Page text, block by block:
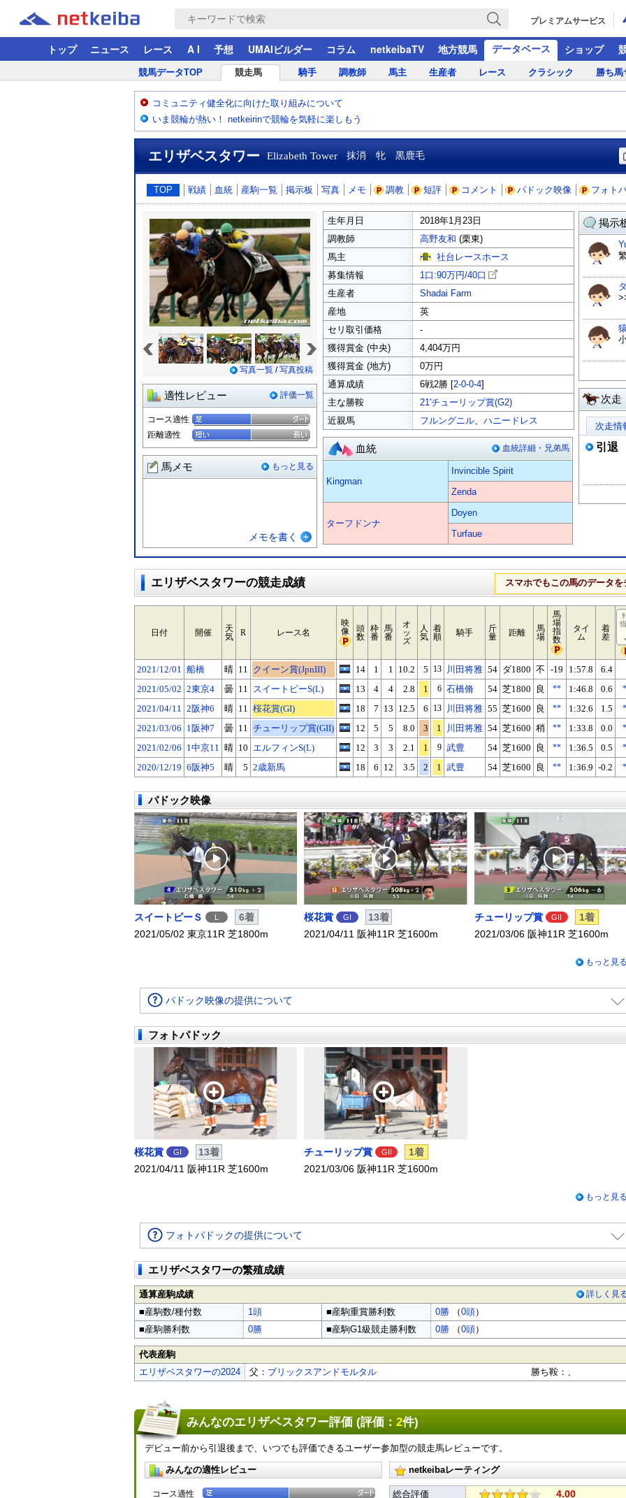
プレミアムサービス
トップ ニュース レース A I 予想 UMAIビルダー コラム netkeibaTV 地方競馬 データベース ショップ
競馬データTOP 競走馬 騎手 調教師 馬主 生産者 レース クラシック 勝ち馬
コミュニティ健全化に向けた取り組みについて
いま競輪が熱い！ netkeirinで競輪を気軽に楽しもう
エリザベスタワー Elizabeth Tower 抹消 牝 黒鹿毛
TOP 戦績 血統 産駒一覧 掲示板 写真 メモ 調教 短評 コメント パドック映像 フォト
写真一覧 /写真投稿
適性レビュー 評価一覧
コース適性
距離適性
馬メモ もっと見る
メモを書く
生年月日
2018年1月23日
調教師
高野友和 (栗東)
馬主
社台レースホース
募集情報
1口:90万円/40口
生産者
Shadai Farm
産地
英
セリ取引価格
-
獲得賞金 (中央)
4,404万円
獲得賞金 (地方)
0万円
通算成績
6戦2勝 [2-0-0-4]
主な勝鞍
21'チューリップ賞(G2)
近親馬
フルングニル、 ハニードレス
血統 血統詳細・兄弟馬
Kingman
Invincible Spirit
Zenda
ターフドンナ
Doyen
Turfaue
掲示
次走
次走情
引退
エリザベスタワーの競走成績 スマホでもこの馬のデータを
日付 開催
天
気
R レース名
映
像
頭
数
枠
番
馬
番
オ
ッ
ズ
人
気
着
順
騎手
斤
量
距離
馬
場
馬
場
指
数
タイ
ム
着
差
2021/12/01 船橋 晴 11 クイーン賞(JpnIII) 14 1 1 10.2 5 13 川田将雅 54 ダ1800 不 -19 1:57.8
6.4
2021/05/02 2東京4 曇 11 スイートピーS(L) 13 4 4 2.8 1 6 石橋脩 54 芝1800 良 ** 1:46.8 0.6
2021/04/11 2阪神6 晴 11 桜花賞(GI) 18 7 13 12.5 6 13 川田将雅 55 芝1600 良 ** 1:32.6 1.5
2021/03/06 1阪神7 曇 11 チューリップ賞(GII) 12 5 5 8.0 3 1 川田将雅 54 芝1600 稍 ** 1:33.8 0.0
2021/02/06 1中京11 晴 10 エルフィンS(L) 12 3 3 2.1 1 9 武豊 54 芝1600 良 ** 1:36.5 0.5
2020/12/19 6阪神5 晴 5 2歳新馬 18 6 12 3.5 2 1 武豊 54 芝1600 良 ** 1:36.9 -0.2
パドック映像
スイートピーＳ
6着
2021/05/02 東京11R 芝1800m
桜花賞 GI
13着
2021/04/11 阪神11R 芝1600m
チューリップ賞 GII
1着
2021/03/06 阪神11R 芝1600m
もっと見
パドック映像の提供について
フォトパドック
桜花賞 GI
13着
2021/04/11 阪神11R 芝1600m
チューリップ賞 GII
1着
2021/03/06 阪神11R 芝1600m
もっと見
フォトパドックの提供について
エリザベスタワーの繁殖成績
通算産駒成績 詳しく見
■産駒数/種付数 1頭 ■産駒重賞勝利数 0勝 （0頭）
■産駒勝利数
0勝 ■産駒G1級競走勝利数 0勝 （0頭）
代表産駒
エリザベスタワーの2024
父： ブリックスアンドモルタル 勝ち鞍： 、
みんなのエリザベスタワー評価 (評価： 2件)
デビュー前から引退後まで、いつでも評価できるユーザー参加型の競走馬レビューです。
みんなの適性レビュー
コース適性
netkeibaレーティング
総合評価 4.00